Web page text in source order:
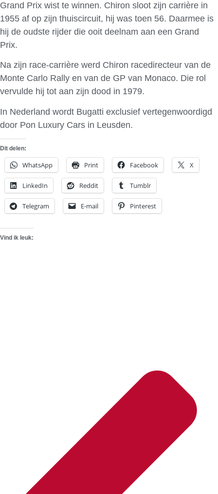
Grand Prix wist te winnen. Chiron sloot zijn carrière in
1955 af op zijn thuiscircuit, hij was toen 56. Daarmee is
hij de oudste rijder die ooit deelnam aan een Grand
Prix.
Na zijn race-carrière werd Chiron racedirecteur van de
Monte Carlo Rally en van de GP van Monaco. Die rol
vervulde hij tot aan zijn dood in 1979.
In Nederland wordt Bugatti exclusief vertegenwoordigd
door Pon Luxury Cars in Leusden.
Dit delen:
WhatsApp Print Facebook X
LinkedIn Reddit Tumblr
Telegram E-mail Pinterest
Vind ik leuk: